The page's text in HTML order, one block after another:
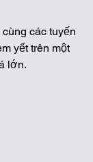
các tuyến
yết trên một
lớn.